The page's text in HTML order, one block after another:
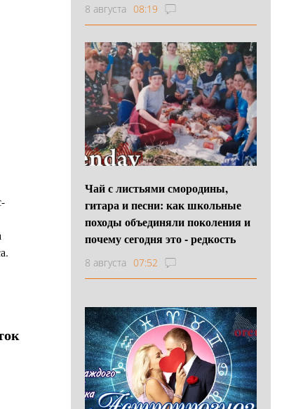
8 августа 08:19
Чай с листьями смородины,
гитара и песни: как школьные
походы объединяли поколения и
почему сегодня это - редкость
8 августа 07:52